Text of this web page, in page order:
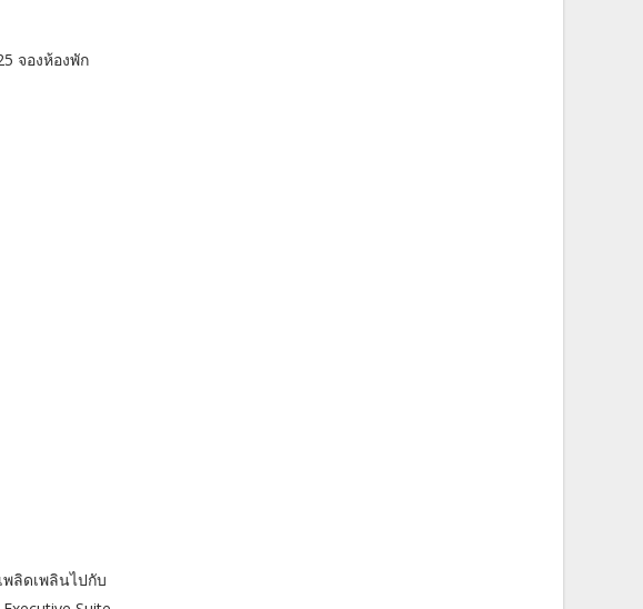
จองห้องพัก
ลิดเพลินไปกับ